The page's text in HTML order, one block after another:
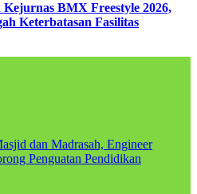
BMX Freestyle 2026,
Keterbatasan Fasilitas